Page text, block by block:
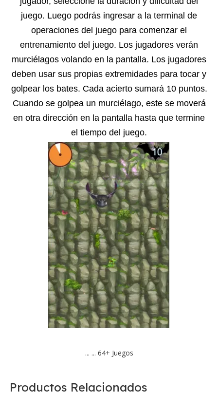
juego. Luego podrás ingresar a la terminal de
operaciones del juego para comenzar el
entrenamiento del juego. Los jugadores verán
murciélagos volando en la pantalla. Los jugadores
deben usar sus propias extremidades para tocar y
golpear los bates. Cada acierto sumará 10 puntos.
Cuando se golpea un murciélago, este se moverá
en otra dirección en la pantalla hasta que termine
el tiempo del juego.
... ... 64+ Juegos
Productos Relacionados